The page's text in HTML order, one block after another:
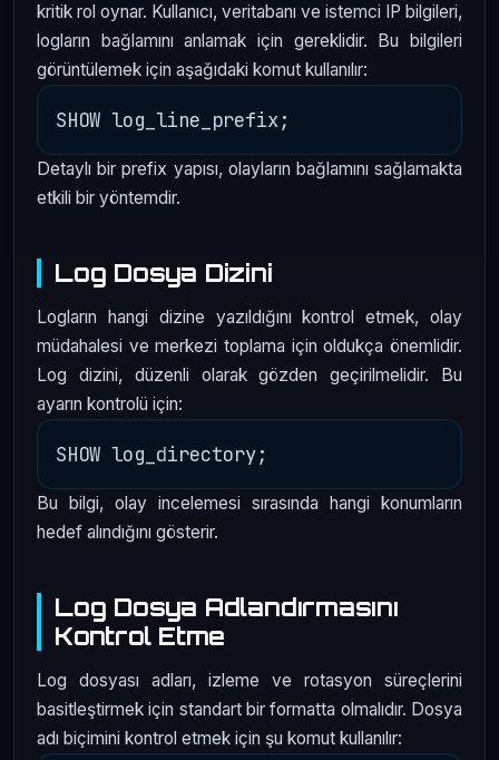
kritik rol oynar. Kullanıcı, veritabanı ve istemci IP bilgileri,
logların bağlamını anlamak için gereklidir. Bu bilgileri
görüntülemek için aşağıdaki komut kullanılır:
Detaylı bir prefix yapısı, olayların bağlamını sağlamakta
etkili bir yöntemdir.
Log Dosya Dizini
Logların hangi dizine yazıldığını kontrol etmek, olay
müdahalesi ve merkezi toplama için oldukça önemlidir.
Log dizini, düzenli olarak gözden geçirilmelidir. Bu
ayarın kontrolü için:
Bu bilgi, olay incelemesi sırasında hangi konumların
hedef alındığını gösterir.
Log Dosya Adlandırmasını
Kontrol Etme
Log dosyası adları, izleme ve rotasyon süreçlerini
basitleştirmek için standart bir formatta olmalıdır. Dosya
adı biçimini kontrol etmek için şu komut kullanılır: